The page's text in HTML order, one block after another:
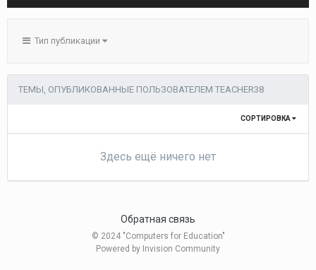
Тип публикации
ТЕМЫ, ОПУБЛИКОВАННЫЕ ПОЛЬЗОВАТЕЛЕМ TEACHER38
СОРТИРОВКА
Здесь ещё ничего нет
Обратная связь
© 2024 "Computers for Education"
Powered by Invision Community